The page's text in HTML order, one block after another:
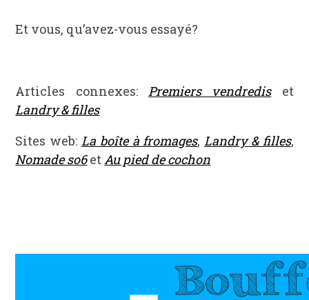
Et vous, qu’avez-vous essayé?
Articles connexes: Premiers vendrediset
Landry & filles
Sites web: La boîte à fromages,Landry & filles,
Nomade so6etAu pied de cochon